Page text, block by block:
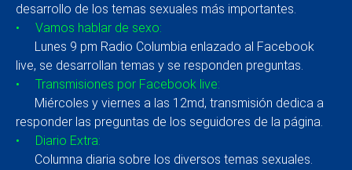
desarrollo de los temas sexuales más importantes.
• Vamos hablar de sexo:
Lunes 9 pm Radio Columbia enlazado al Facebook
live, se desarrollan temas y se responden preguntas.
• Transmisiones por Facebook live:
Miércoles y viernes a las 12md, transmisión dedica a
responder las preguntas de los seguidores de la página.
• Diario Extra:
Columna diaria sobre los diversos temas sexuales.